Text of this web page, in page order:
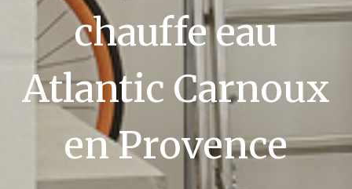
chauffe eau
Atlantic Carnoux
en Provence